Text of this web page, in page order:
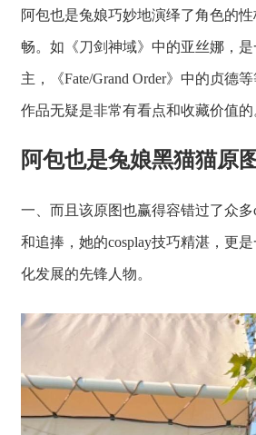
阿包也是兔娘巧妙地演绎了角色的
畅。如《刀剑神域》中的亚丝娜，是
主，《Fate/Grand Order》中的贞德
作品无疑是非常有看点和收藏价值的
阿包也是兔娘黑猫猫原图
一、而且该原图也赢得容错过了众多
和追捧，她的cosplay技巧精湛，更
化发展的先锋人物。